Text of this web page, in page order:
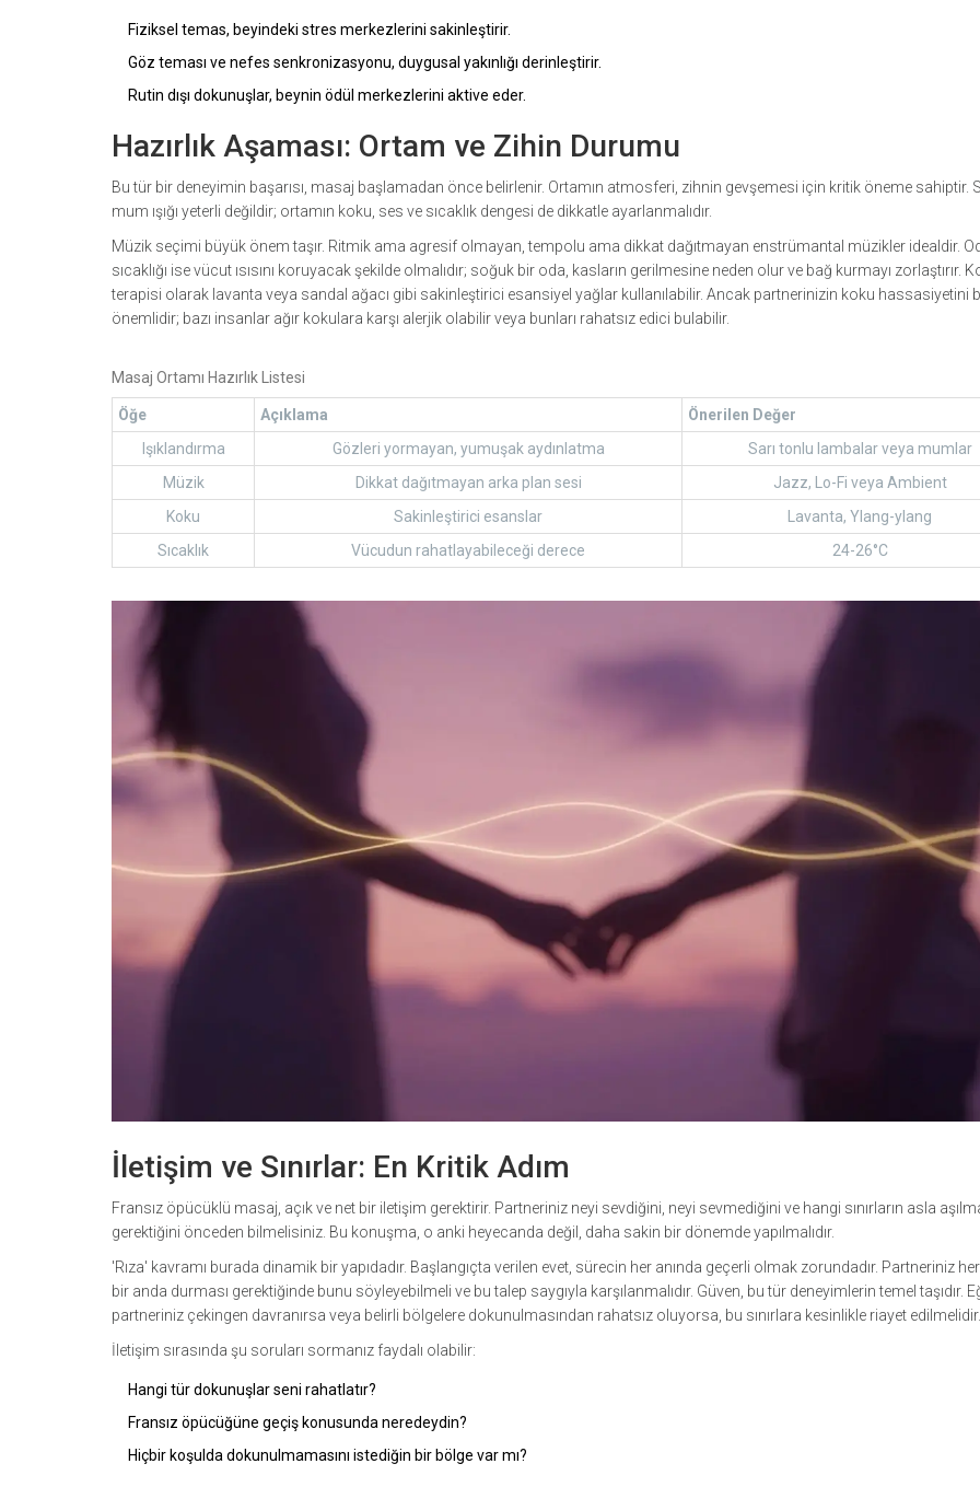
Fiziksel temas, beyindeki stres merkezlerini sakinleştirir.
Göz teması ve nefes senkronizasyonu, duygusal yakınlığı derinleştirir.
Rutin dışı dokunuşlar, beynin ödül merkezlerini aktive eder.
Hazırlık Aşaması: Ortam ve Zihin Durumu
Bu tür bir deneyimin başarısı, masaj başlamadan önce belirlenir. Ortamın atmosferi, zihnin gevşemesi için kritik öneme sahiptir.
mum ışığı yeterli değildir; ortamın koku, ses ve sıcaklık dengesi de dikkatle ayarlanmalıdır.
Müzik seçimi büyük önem taşır. Ritmik ama agresif olmayan, tempolu ama dikkat dağıtmayan enstrümantal müzikler idealdir.
sıcaklığı ise vücut ısısını koruyacak şekilde olmalıdır; soğuk bir oda, kasların gerilmesine neden olur ve bağ kurmayı zorlaştırır.
terapisi olarak lavanta veya sandal ağacı gibi sakinleştirici esansiyel yağlar kullanılabilir. Ancak partnerinizin koku hassasiyetini
önemlidir; bazı insanlar ağır kokulara karşı alerjik olabilir veya bunları rahatsız edici bulabilir.
Masaj Ortamı Hazırlık Listesi
Öğe Açıklama
Önerilen Değer
Işıklandırma
Gözleri yormayan, yumuşak aydınlatma
Sarı tonlu lambalar veya mumlar
Müzik
Dikkat dağıtmayan arka plan sesi
Jazz, Lo-Fi veya Ambient
Koku
Sakinleştirici esanslar
Lavanta, Ylang-ylang
Sıcaklık
Vücudun rahatlayabileceği derece 24-26°C
İletişim ve Sınırlar: En Kritik Adım
Fransız öpücüklü masaj, açık ve net bir iletişim gerektirir. Partneriniz neyi sevdiğini, neyi sevmediğini ve hangi sınırların asla
gerektiğini önceden bilmelisiniz. Bu konuşma, o anki heyecanda değil, daha sakin bir dönemde yapılmalıdır.
'Rıza' kavramı burada dinamik bir yapıdadır. Başlangıçta verilen evet, sürecin her anında geçerli olmak zorundadır. Partneriniz
bir anda durması gerektiğinde bunu söyleyebilmeli ve bu talep saygıyla karşılanmalıdır. Güven, bu tür deneyimlerin temel taşıdır.
partneriniz çekingen davranırsa veya belirli bölgelere dokunulmasından rahatsız oluyorsa, bu sınırlara kesinlikle riayet edilmelidir.
İletişim sırasında şu soruları sormanız faydalı olabilir:
Hangi tür dokunuşlar seni rahatlatır?
Fransız öpücüğüne geçiş konusunda neredeydin?
Hiçbir koşulda dokunulmamasını istediğin bir bölge var mı?